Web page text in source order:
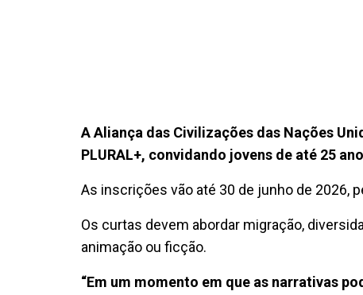
A Aliança das Civilizações das Nações
PLURAL+, convidando jovens de até 25
As inscrições vão até 30 de junho de 2026,
Os curtas devem abordar migração,
animação ou ficção.
“Em um momento em que as narrativas